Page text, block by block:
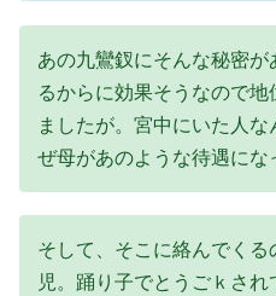
あの九鸞釵にそんな秘密
るからに効果そうなので
ましたが。宮中にいた人
ぜ母があのような待遇にな
そして、そこに絡んでく
児。踊り子でとうごｋさ